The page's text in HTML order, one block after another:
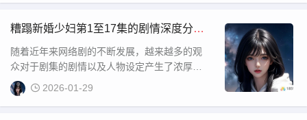
糟蹋新婚少妇第1至17集的剧情深度分
析：为何这部剧受到了如此多的争议？
随着近年来网络剧的不断发展，越来越多的观
众对于剧集的剧情以及人物设定产生了浓厚的
兴趣。而其中一部名为《糟蹋新婚少妇》的剧
集，虽然在播出初期并未获得广泛关注，但随
2026-01-29